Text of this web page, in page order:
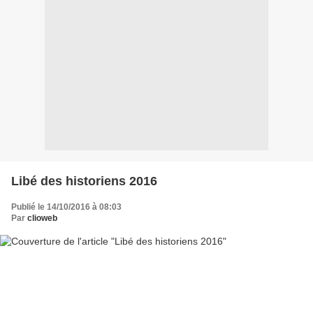
Libé des historiens 2016
Publié le 14/10/2016 à 08:03
Par clioweb